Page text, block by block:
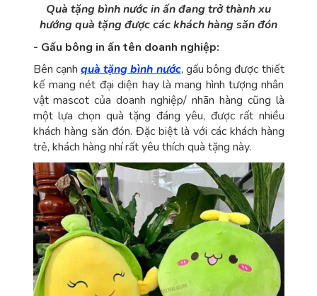
Quà tặng bình nước in ấn đang trở thành xu
hướng quà tặng được các khách hàng săn đón
- Gấu bông in ấn tên doanh nghiệp:
Bên cạnh quà tặng bình nước, gấu bông được thiết
kế mang nét đại diện hay là mang hình tượng nhân
vật mascot của doanh nghiệp/ nhãn hàng cũng là
một lựa chọn quà tặng đáng yêu, được rất nhiều
khách hàng săn đón. Đặc biệt là với các khách hàng
trẻ, khách hàng nhí rất yêu thích quà tặng này.